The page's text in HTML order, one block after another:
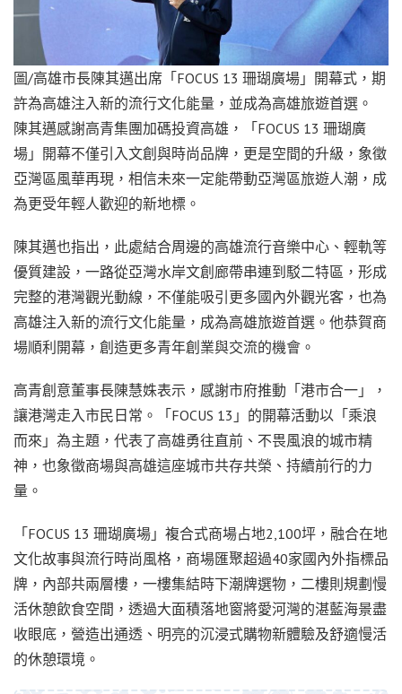
圖/高雄市長陳其邁出席「FOCUS 13 珊瑚廣場」開幕式，期
許為高雄注入新的流行文化能量，並成為高雄旅遊首選。
陳其邁感謝高青集團加碼投資高雄，「FOCUS 13 珊瑚廣
場」開幕不僅引入文創與時尚品牌，更是空間的升級，象徵
亞灣區風華再現，相信未來一定能帶動亞灣區旅遊人潮，成
為更受年輕人歡迎的新地標。
陳其邁也指出，此處結合周邊的高雄流行音樂中心、輕軌等
優質建設，一路從亞灣水岸文創廊帶串連到駁二特區，形成
完整的港灣觀光動線，不僅能吸引更多國內外觀光客，也為
高雄注入新的流行文化能量，成為高雄旅遊首選。他恭賀商
場順利開幕，創造更多青年創業與交流的機會。
高青創意董事長陳慧姝表示，感謝市府推動「港市合一」，
讓港灣走入市民日常。「FOCUS 13」的開幕活動以「乘浪
而來」為主題，代表了高雄勇往直前、不畏風浪的城市精
神，也象徵商場與高雄這座城市共存共榮、持續前行的力
量。
「FOCUS 13 珊瑚廣場」複合式商場占地2,100坪，融合在地
文化故事與流行時尚風格，商場匯聚超過40家國內外指標品
牌，內部共兩層樓，一樓集結時下潮牌選物，二樓則規劃慢
活休憩飲食空間，透過大面積落地窗將愛河灣的湛藍海景盡
收眼底，營造出通透、明亮的沉浸式購物新體驗及舒適慢活
的休憩環境。